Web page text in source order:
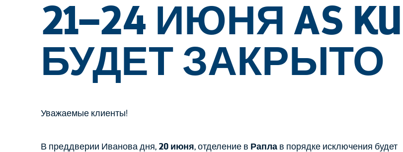
21–24 ИЮНЯ AS
БУДЕТ ЗАКРЫТО
Уважаемые клиенты!
В преддверии Иванова дня, 20 июня, отделение в Рапла в порядке исключения будет